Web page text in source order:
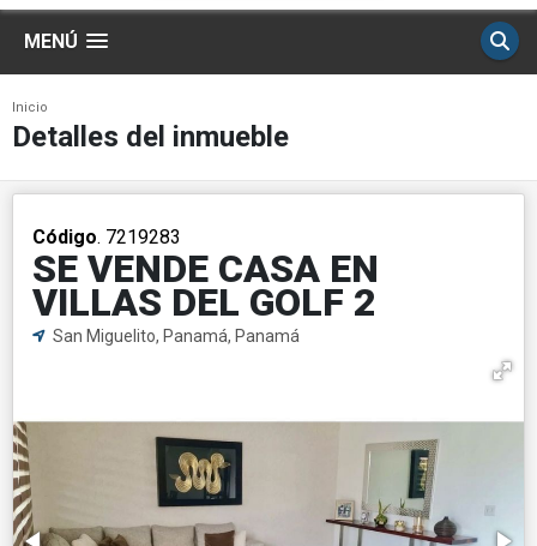
MENÚ
Inicio
Detalles del inmueble
Código. 7219283
SE VENDE CASA EN
VILLAS DEL GOLF 2
San Miguelito, Panamá, Panamá